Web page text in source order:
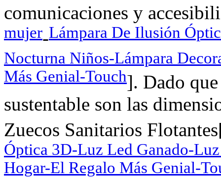
comunicaciones y
mujer-Lámpara De Ilusión
Nocturna Niños-Lámpara
Más Genial-Touch]. Dado
sustentable son las
Zuecos Sanitarios
Óptica 3D-Luz Led Ganado-
Hogar-El Regalo Más Genial-